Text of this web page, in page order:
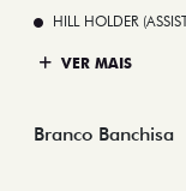
HILL HOLDER
VER MAIS
Branco Banchisa